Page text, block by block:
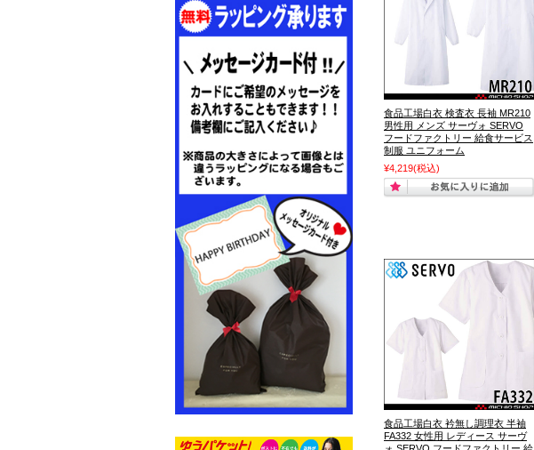
食品工場白衣 検査衣 長袖 MR210
男性用 メンズ サーヴォ SERVO
フードファクトリー 給食サービス
制服 ユニフォーム
¥4,219(税込)
食品工場白衣 衿無し調理衣 半袖
FA332 女性用 レディース サーヴ